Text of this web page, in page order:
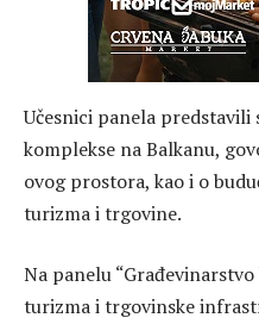
Učesnici panela predstavili
komplekse na Balkanu,
ovog prostora, kao i o
turizma i trgovine.
Na panelu
turizma i trgovinske